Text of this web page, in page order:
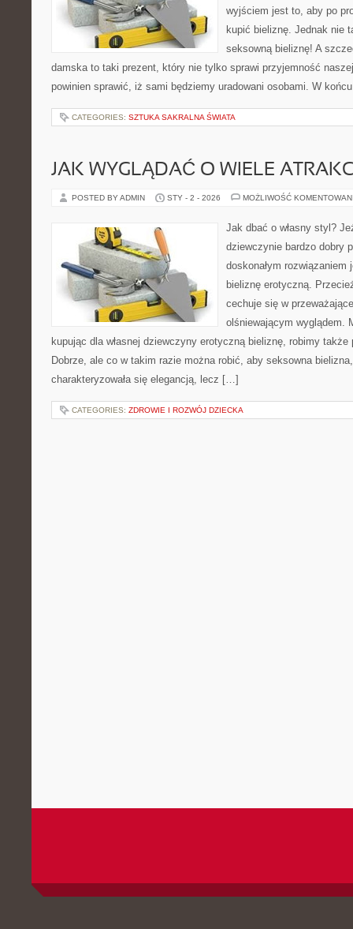
wyjściem jest to, aby po
kupić bieliznę. Jednak nie
seksowną bieliznę! A
damska to taki prezent, który nie tylko sprawi przyjemność
powinien sprawić, iż sami będziemy uradowani osobami. W
CATEGORIES: SZTUKA SAKRALNA ŚWIATA
JAK WYGLĄDAĆ O WIELE
POSTED BY ADMIN STY - 2 - 2026 MOŻLIWOŚĆ
Jak dbać o własny styl?
dziewczynie bardzo dobry
doskonałym
bieliznę erotyczną.
cechuje się w
olśniewającym wyglądem.
kupując dla własnej dziewczyny erotyczną bieliznę, robimy
Dobrze, ale co w takim razie można robić, aby seksowna
charakteryzowała się elegancją, lecz […]
CATEGORIES: ZDROWIE I ROZWÓJ DZIECKA